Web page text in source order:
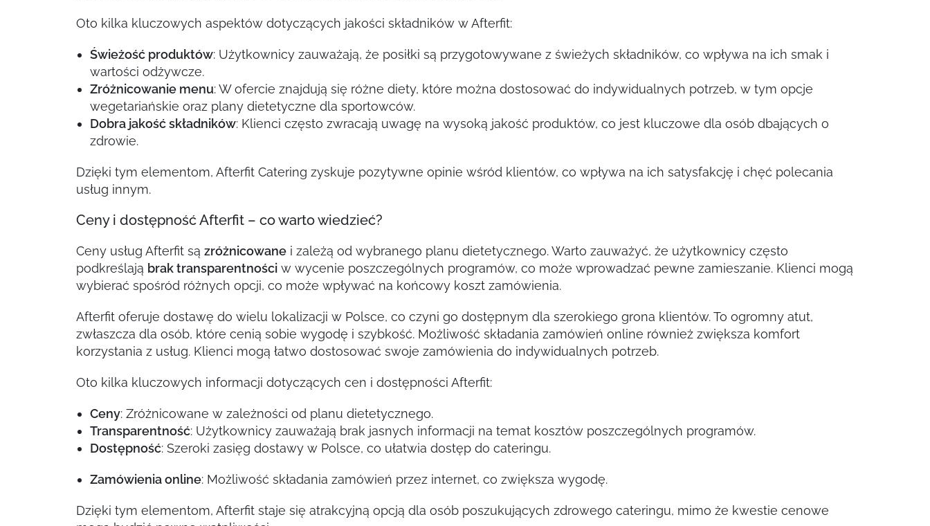
Oto kilka kluczowych aspektów dotyczących jakości składników w Afterfit:
Świeżość produktów: Użytkownicy zauważają, że posiłki są przygotowywane z świeżych składników, co wpływa na ich smak i
wartości odżywcze.
Zróżnicowanie menu: W ofercie znajdują się różne diety, które można dostosować do indywidualnych potrzeb, w tym opcje
wegetariańskie oraz plany dietetyczne dla sportowców.
Dobra jakość składników: Klienci często zwracają uwagę na wysoką jakość produktów, co jest kluczowe dla osób dbających o
zdrowie.
Dzięki tym elementom, Afterfit Catering zyskuje pozytywne opinie wśród klientów, co wpływa na ich satysfakcję i chęć polecania
usług innym.
Ceny i dostępność Afterfit – co warto wiedzieć?
Ceny usług Afterfit są zróżnicowanei zależą od wybranego planu dietetycznego. Warto zauważyć, że użytkownicy często
podkreślają brak transparentnościw wycenie poszczególnych programów, co może wprowadzać pewne zamieszanie. Klienci mogą
wybierać spośród różnych opcji, co może wpływać na końcowy koszt zamówienia.
Afterfit oferuje dostawę do wielu lokalizacji w Polsce, co czyni go dostępnym dla szerokiego grona klientów. To ogromny atut,
zwłaszcza dla osób, które cenią sobie wygodę i szybkość. Możliwość składania zamówień online również zwiększa komfort
korzystania z usług. Klienci mogą łatwo dostosować swoje zamówienia do indywidualnych potrzeb.
Oto kilka kluczowych informacji dotyczących cen i dostępności Afterfit:
Ceny: Zróżnicowane w zależności od planu dietetycznego.
Transparentność: Użytkownicy zauważają brak jasnych informacji na temat kosztów poszczególnych programów.
Dostępność: Szeroki zasięg dostawy w Polsce, co ułatwia dostęp do cateringu.
Zamówienia online: Możliwość składania zamówień przez internet, co zwiększa wygodę.
Dzięki tym elementom, Afterfit staje się atrakcyjną opcją dla osób poszukujących zdrowego cateringu, mimo że kwestie cenowe